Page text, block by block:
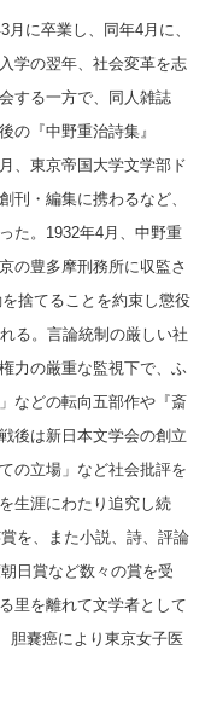
に卒業し、同年4月に、
学の翌年、社会変革を志
する一方で、同人雑誌
の『中野重治詩集』
、東京帝国大学文学部ド
刊・編集に携わるなど、
た。1932年4月、中野重
の豊多摩刑務所に収監さ
捨てることを約束し懲役
る。言論統制の厳しい社
力の厳重な監視下で、ふ
などの転向五部作や『斎
後は新日本文学会の創立
の立場」など社会批評を
生涯にわたり追究し続
を、また小説、詩、評論
日賞など数々の賞を受
里を離れて文学者として
胆嚢癌により東京女子医